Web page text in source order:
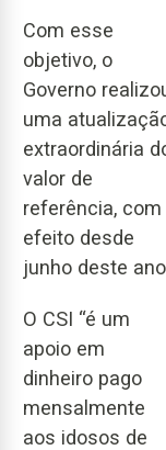
Com esse
objetivo, o
Governo
uma
extraordinária
valor de
referência, com
efeito desde
junho deste
O CSI “é um
apoio em
dinheiro pago
mensalmente
aos idosos de